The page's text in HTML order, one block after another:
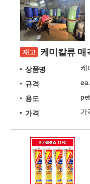
재고 케미칼류 매
상품명
케
규격
ea.
용도
가격
가